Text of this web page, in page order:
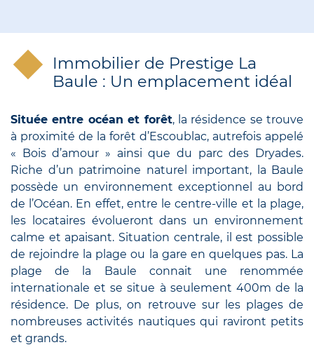
Immobilier de Prestige La
Baule : Un emplacement idéal
Située entre océan et forêt, la résidence se trouve
à proximité de la forêt d’Escoublac, autrefois appelé
« Bois d’amour » ainsi que du parc des Dryades.
Riche d’un patrimoine naturel important, la Baule
possède un environnement exceptionnel au bord
de l’Océan. En effet, entre le centre-ville et la plage,
les locataires évolueront dans un environnement
calme et apaisant. Situation centrale, il est possible
de rejoindre la plage ou la gare en quelques pas. La
plage de la Baule connait une renommée
internationale et se situe à seulement 400m de la
résidence. De plus, on retrouve sur les plages de
nombreuses activités nautiques qui raviront petits
et grands.